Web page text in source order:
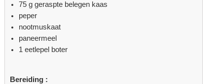
75 g geraspte belegen kaas
peper
nootmuskaat
paneermeel
1 eetlepel boter
Bereiding :